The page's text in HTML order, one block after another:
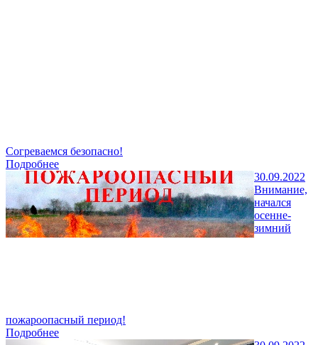
Согреваемся безопасно!
Подробнее
30.09.2022
Внимание,
начался
осенне-
зимний
пожароопасный период!
Подробнее